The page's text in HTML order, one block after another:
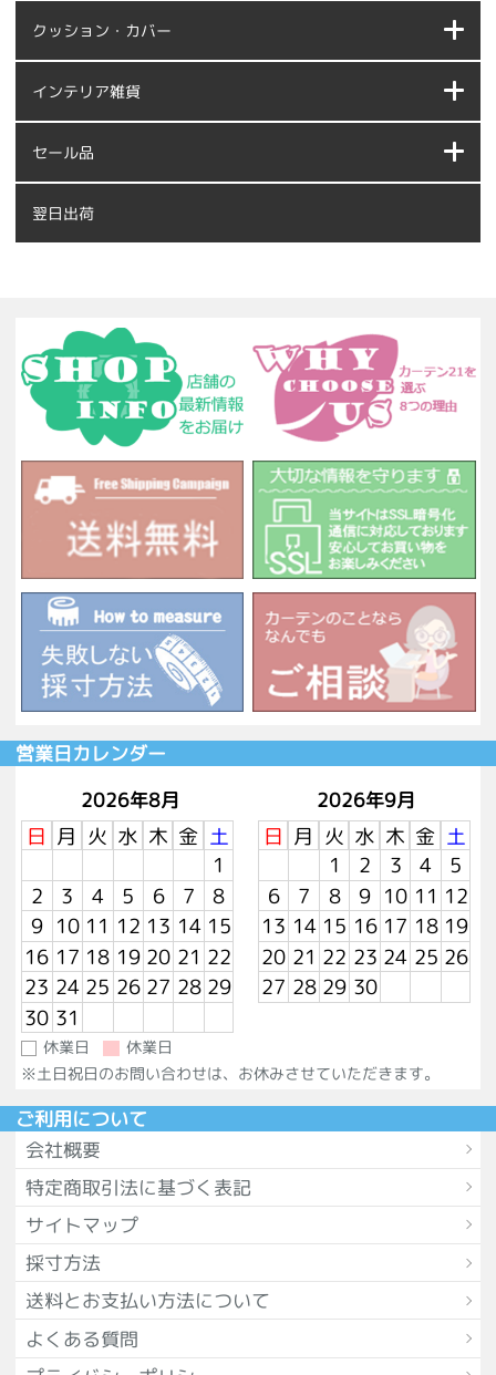
クッション・カバー
インテリア雑貨
セール品
翌日出荷
営業日カレンダー
2026年8月
日 月 火 水 木 金 土
1
2
3 4 5 6 7
8
9 10 11 12 13 14 15
16 17 18 19 20 21 22
23 24 25 26 27 28 29
30 31
2026年9月
日 月 火 水 木 金 土
1
2 3 4
5
6
7 8 9 10 11 12
13 14 15 16 17 18 19
20 21 22 23 24 25 26
27 28 29 30
休業日
休業日
※土日祝日のお問い合わせは、お休みさせていただきます。
ご利用について
会社概要
特定商取引法に基づく表記
サイトマップ
採寸方法
送料とお支払い方法について
よくある質問